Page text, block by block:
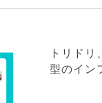
トリドリ
型のイン